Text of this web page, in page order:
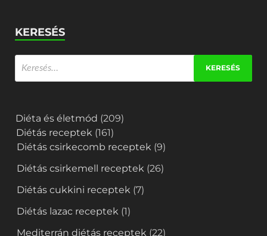
KERESÉS
Diéta és életmód (209)
Diétás receptek (161)
Diétás csirkecomb receptek (9)
Diétás csirkemell receptek (26)
Diétás cukkini receptek (7)
Diétás lazac receptek (1)
Mediterrán diétás receptek (22)